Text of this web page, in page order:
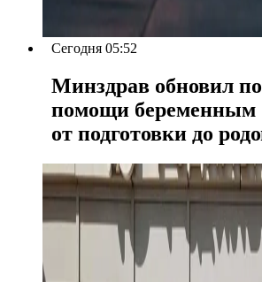
Сегодня 05:52
Минздрав обновил
помощи беременным
от подготовки до